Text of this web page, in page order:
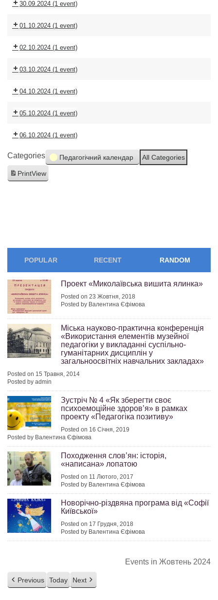
30.09.2024 (1 event)
01.10.2024 (1 event)
02.10.2024 (1 event)
03.10.2024 (1 event)
04.10.2024 (1 event)
05.10.2024 (1 event)
06.10.2024 (1 event)
Categories Педагогічний календар All Categories
PrintView
POPULAR RECENT RANDOM
Проект «Миколаївська вишита ялинка»
Posted on 23 Жовтня, 2018
Posted by Валентина Єфімова
Міська науково-практична конференція
«Використання елементів музейної
педагогіки у викладанні суспільно-
гуманітарних дисциплін у
загальноосвітніх навчальних закладах»
Posted on 15 Травня, 2014
Posted by admin
Зустріч № 4 «Як зберегти своє
психоемоційне здоров’я» в рамках
проекту «Педагогіка позитиву»
Posted on 16 Січня, 2019
Posted by Валентина Єфімова
Походження слов’ян: історія,
«написана» лопатою
Posted on 11 Лютого, 2017
Posted by Валентина Єфімова
Новорічно-різдвяна програма від «Софії
Київської»
Posted on 17 Грудня, 2018
Posted by Валентина Єфімова
Events in Жовтень 2024
Previous Today Next